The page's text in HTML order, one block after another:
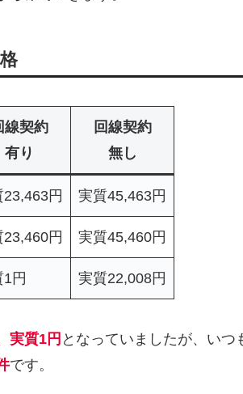
線契約
有り
回線契約
無し
23,463円 実質45,463円
23,460円 実質45,460円
円 実質22,008円
実質1円 となっていましたが、いつ
です。